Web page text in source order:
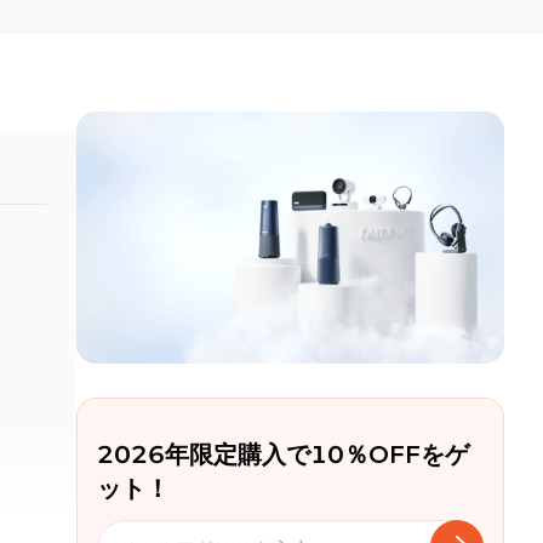
2026年限定購入で10％OFFをゲ
ット！